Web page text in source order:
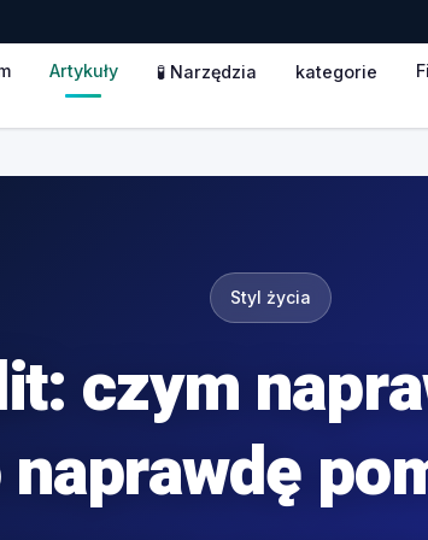
Artykuły 🧪 Narzędzia kategorie
Styl życia
czym